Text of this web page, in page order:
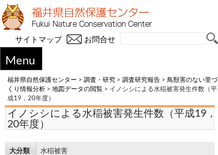
お問合せ
サイトマップ
Menu
福井県自然保護センター > 調査・研究 > 調査研究報告 > 鳥獣害のない里づ
くり情報分析 > 地図データの閲覧 > イノシシによる水稲被害発生件数（平
成19，20年度）
イノシシによる水稲被害発生件数（平成19，
20年度）
大分類 水稲被害